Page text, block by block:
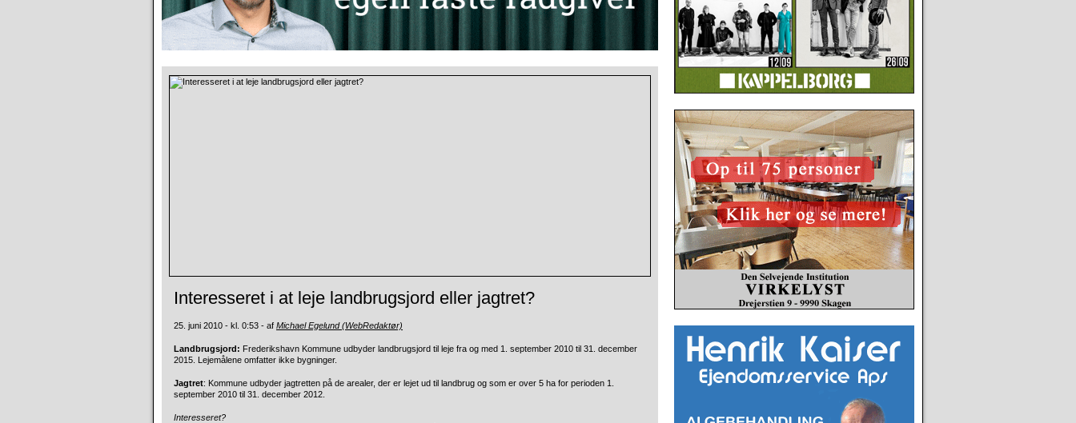
Interesseret i at leje landbrugsjord eller jagtret?
25. juni 2010 - kl. 0:53 - af Michael Egelund (WebRedaktør)
Landbrugsjord: Frederikshavn Kommune udbyder landbrugsjord til leje fra og med 1. september 2010 til 31. december
2015. Lejemålene omfatter ikke bygninger.
Jagtret: Kommune udbyder jagtretten på de arealer, der er lejet ud til landbrug og som er over 5 ha for perioden 1.
september 2010 til 31. december 2012.
Interesseret?